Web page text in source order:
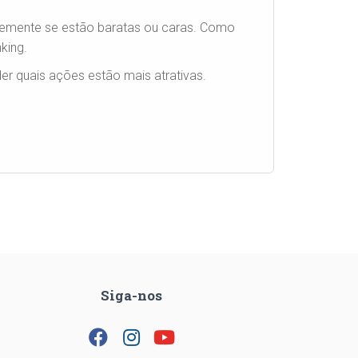
se estão baratas ou caras. Como
quais ações estão mais atrativas.
Siga-nos